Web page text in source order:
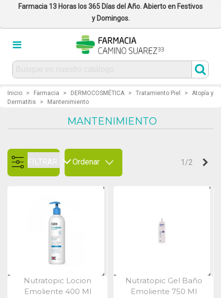
Farmacia 13 Horas los 365 Días del Año. Abierto en Festivos
y Domingos.
Inicio > Farmacia > DERMOCOSMÉTICA > Tratamiento Piel >
Atopía y
Dermatitis
> Mantenimiento
MANTENIMIENTO
FILTRAR Ordenar 1/2
Vista Rápida
Nutratopic Locion
Emoliente 400 Ml
Vista Rápida
Nutratopic Gel Baño
Emoliente 750 Ml